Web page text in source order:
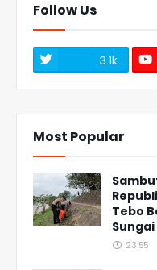
Follow Us
3.1k
Most Popular
Tebo
Sungai
23:55